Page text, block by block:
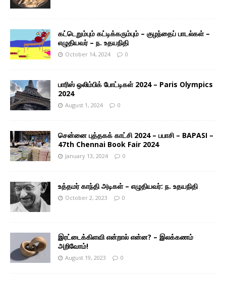
கட்டெறும்பும் கட்டிக்கரும்பும் – குழந்தைப் பாடல்கள் –
எழுதியவர் – ந. உதயநிதி
October 14, 2024 0
பாரிஸ் ஒலிம்பிக் போட்டிகள் 2024 – Paris Olympics
2024
August 1, 2024 0
சென்னை புத்தகக் காட்சி 2024 – பபாசி – BAPASI –
47th Chennai Book Fair 2024
January 13, 2024 0
உத்தமர் காந்தி அடிகள் – எழுதியவர்: ந. உதயநிதி
October 2, 2023 0
இரட்டைக்கிளவி என்றால் என்ன? – இலக்கணம்
அறிவோம்!
August 19, 2023 0